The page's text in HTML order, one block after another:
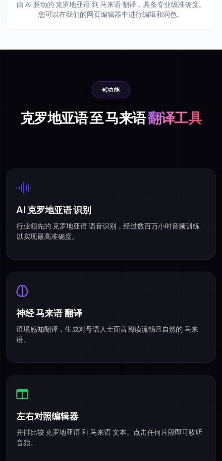
由 AI 驱动的 克罗地亚语 到 马来语 翻译，具备专业级准确度。
您可以在我们的网页编辑器中进行编辑和润色。
功能
克罗地亚语 至 马来语翻译工具
AI 克罗地亚语 识别
行业领先的 克罗地亚语 语音识别，经过数百万小时音频训练
以实现最高准确度。
神经 马来语 翻译
语境感知翻译，生成对母语人士而言阅读流畅且自然的 马来
语。
左右对照编辑器
并排比较 克罗地亚语 和 马来语 文本。点击任何片段即可收听
音频。